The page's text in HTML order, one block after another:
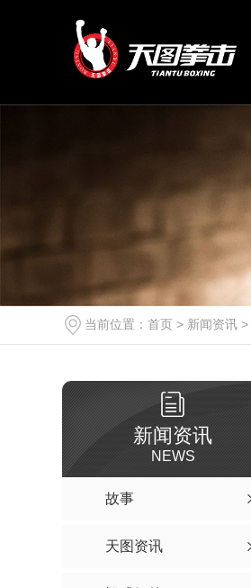
当前位置： 首页 > 新闻资讯 >
新闻资讯
NEWS
故事
天图资讯